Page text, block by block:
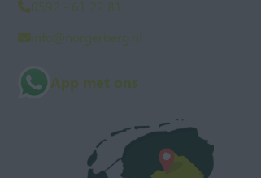
0592 - 61 22 81
info@norgerberg.nl
App met ons